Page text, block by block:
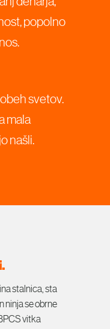
popolno
svetov.
mala
našli.
stalnica, sta
ninja se obrne
vitka